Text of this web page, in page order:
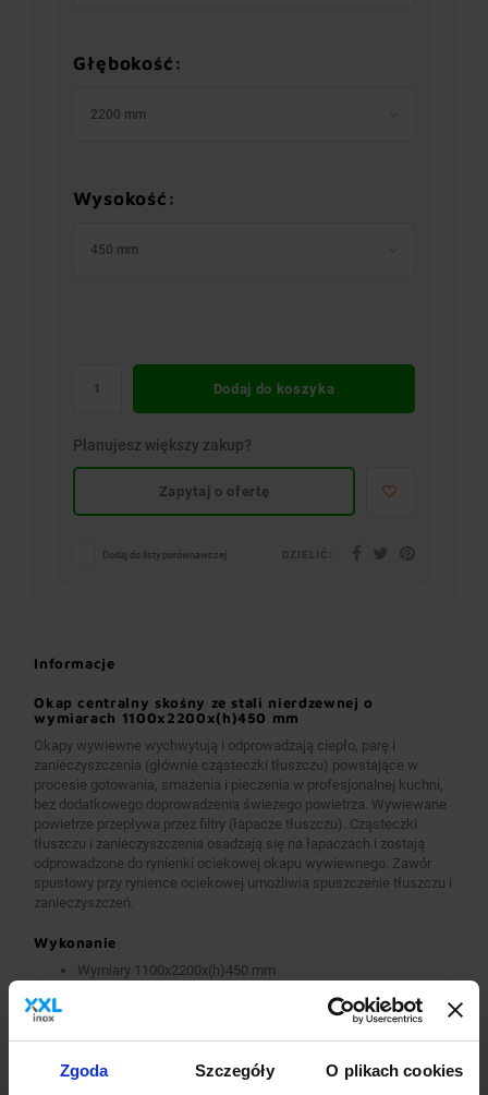
Zgoda Szczegóły O plikach cookies
Głębokość:
2200 mm
Wysokość:
450 mm
Dodaj do koszyka
Planujesz większy zakup?
Zapytaj o ofertę
Dodaj do listy porównawczej
Informacje
Okap centralny skośny ze stali nierdzewnej o
wymiarach 1100x2200x(h)450 mm
Okapy wywiewne wychwytują i odprowadzają ciepło, parę i
zanieczyszczenia (głównie cząsteczki tłuszczu) powstające w
procesie gotowania, smażenia i pieczenia w profesjonalnej kuchni,
bez dodatkowego doprowadzenia świeżego powietrza. Wywiewane
powietrze przepływa przez filtry (łapacze tłuszczu). Cząsteczki
tłuszczu i zanieczyszczenia osadzają się na łapaczach i zostają
odprowadzone do rynienki ociekowej okapu wywiewnego. Zawór
spustowy przy rynience ociekowej umożliwia spuszczenie tłuszczu i
zanieczyszczeń.
Wykonanie
Wymiary 1100x2200x(h)450 mm
Okapy wywiewne o wymiarach A>2600 mm wykonane są w
wersji łączonej (skręcanej) z dwóch lub więcej przelotowych
Okapy wyposażone są w system otworów i zawiesi